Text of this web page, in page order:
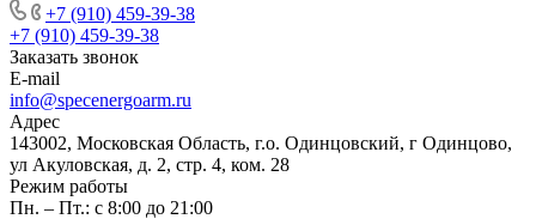
+7 (910) 459-39-38
+7 (910) 459-39-38
Заказать звонок
E-mail
info@specenergoarm.ru
Адрес
143002, Московская Область, г.о. Одинцовский, г Одинцово,
ул Акуловская, д. 2, стр. 4, ком. 28
Режим работы
Пн. – Пт.: с 8:00 до 21:00